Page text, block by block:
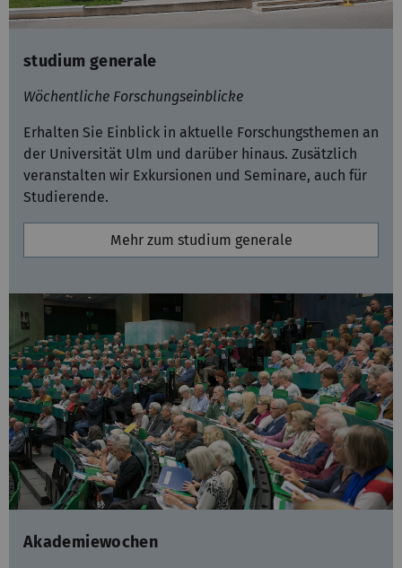
studium generale
Wöchentliche Forschungseinblicke
Erhalten Sie Einblick in aktuelle Forschungsthemen an
der Universität Ulm und darüber hinaus. Zusätzlich
veranstalten wir Exkursionen und Seminare, auch für
Studierende.
Mehr zum studium generale
Akademiewochen